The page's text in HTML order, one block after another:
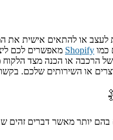
או להתאים אישית את
כמו Shopify מאפשרים לכם
הרכבה או הכנה מצד
או השירותים שלכם. בקשו
יותר מאשר דברים